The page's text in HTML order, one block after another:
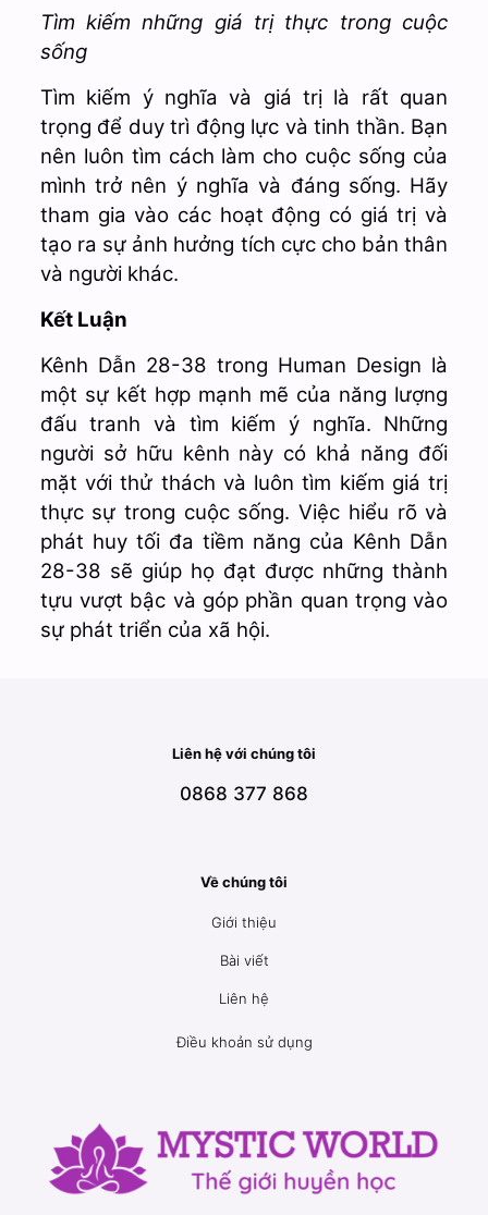
Tìm kiếm những giá trị thực trong cuộc
sống
Tìm kiếm ý nghĩa và giá trị là rất quan
trọng để duy trì động lực và tinh thần. Bạn
nên luôn tìm cách làm cho cuộc sống của
mình trở nên ý nghĩa và đáng sống. Hãy
tham gia vào các hoạt động có giá trị và
tạo ra sự ảnh hưởng tích cực cho bản thân
và người khác.
Kết Luận
Kênh Dẫn 28-38 trong Human Design là
một sự kết hợp mạnh mẽ của năng lượng
đấu tranh và tìm kiếm ý nghĩa. Những
người sở hữu kênh này có khả năng đối
mặt với thử thách và luôn tìm kiếm giá trị
thực sự trong cuộc sống. Việc hiểu rõ và
phát huy tối đa tiềm năng của Kênh Dẫn
28-38 sẽ giúp họ đạt được những thành
tựu vượt bậc và góp phần quan trọng vào
sự phát triển của xã hội.
Liên hệ với chúng tôi
0868 377 868
Về chúng tôi
Giới thiệu
Bài viết
Liên hệ
Điều khoản sử dụng